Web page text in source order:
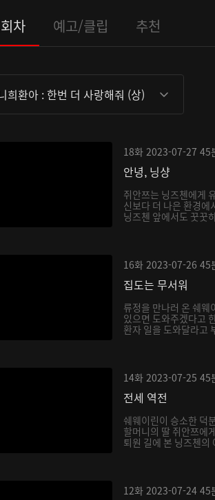
차 예고/클립 추천
희환아 : 한번 더 사랑해줘 (상)
18화 2023-07-27 45
안녕, 닝샹
쥐안쯔는 닝즈첸에게
신보다 더 나은 환경에
닝즈첸 앞에서도 꿋꿋
16화 2023-07-26 45
집도는 무서워
류정을 만나러 온 쉐
있으면 도와주겠다고
환자 일을 도와달라고
14화 2023-07-25 45
전세 역전
쉐웨이린이 승소한 덕
할머니의 딸 쥐안쯔에
퇴원 길에 본 닝즈첸
12화 2023-07-24 45